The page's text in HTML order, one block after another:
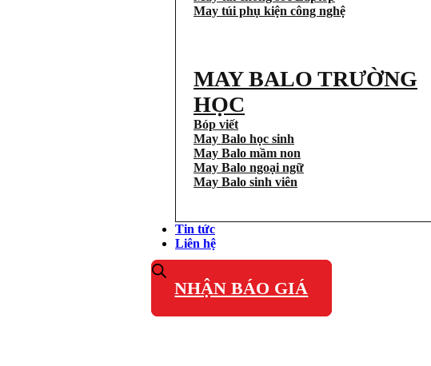
May túi phụ kiện công nghệ
MAY BALO TRƯỜNG
HỌC
Bóp viết
May Balo học sinh
May Balo mầm non
May Balo ngoại ngữ
May Balo sinh viên
Tin tức
Liên hệ
NHẬN BÁO GIÁ